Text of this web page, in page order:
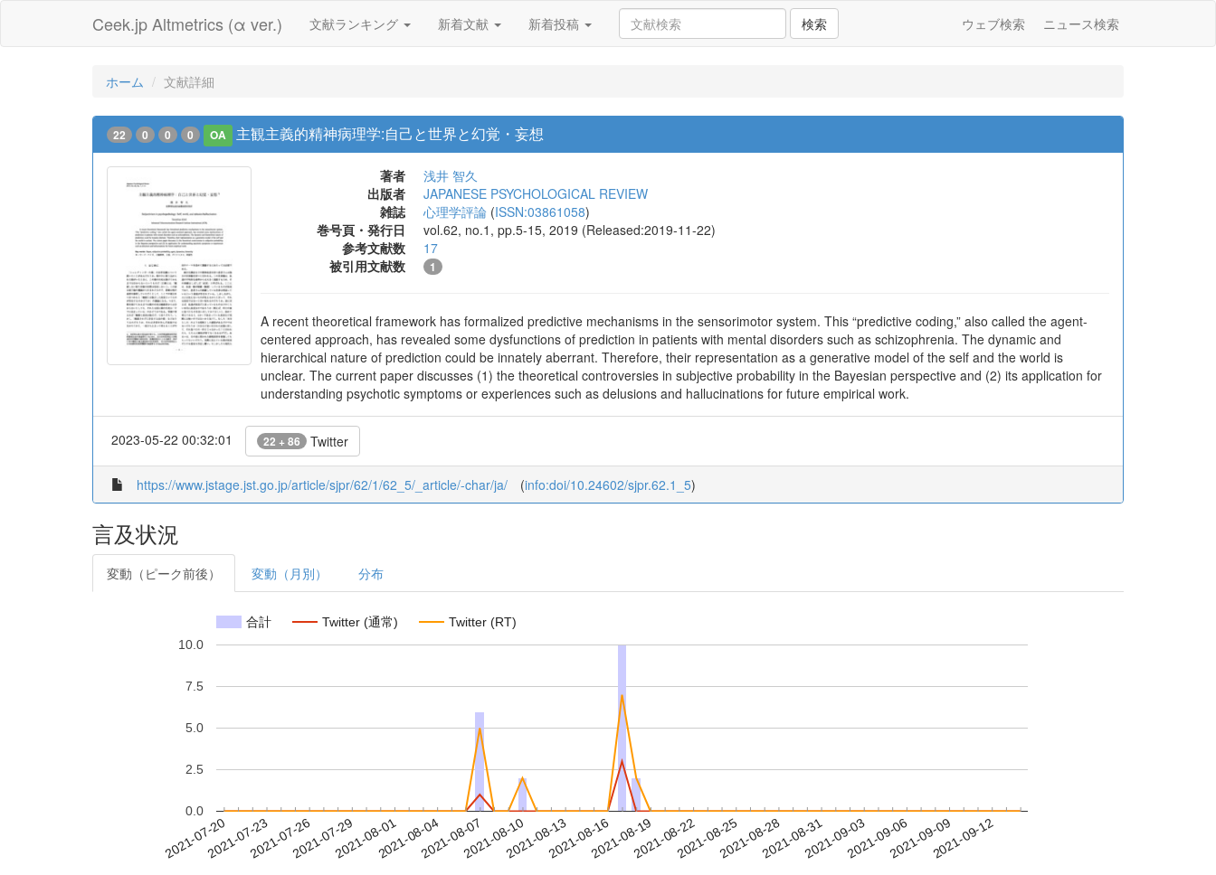
Ceek.jp Altmetrics (α ver.) 文献ランキング 新着文献 新着投稿 検索 ウェブ検索 ニュース検索
ホーム 文献詳細
22 0 0 0 OA 主観主義的精神病理学:自己と世界と幻覚・妄想
著者
浅井 智久
出版者
JAPANESE PSYCHOLOGICAL REVIEW
雑誌
心理学評論 (ISSN:03861058)
巻号頁・発行日
vol.62, no.1, pp.5-15, 2019 (Released:2019-11-22)
参考文献数
17
被引用文献数
1
A recent theoretical framework has formalized predictive mechanisms in the sensorimotor system. This “predictive coding,” also called the agent-
centered approach, has revealed some dysfunctions of prediction in patients with mental disorders such as schizophrenia. The dynamic and
hierarchical nature of prediction could be innately aberrant. Therefore, their representation as a generative model of the self and the world is
unclear. The current paper discusses (1) the theoretical controversies in subjective probability in the Bayesian perspective and (2) its application for
understanding psychotic symptoms or experiences such as delusions and hallucinations for future empirical work.
2023-05-22 00:32:01 22 + 86 Twitter
https://www.jstage.jst.go.jp/article/sjpr/62/1/62_5/_article/-char/ja/ (info:doi/10.24602/sjpr.62.1_5)
言及状況
変動（ピーク前後） 変動（月別） 分布
合計 Twitter (通常) Twitter (RT)
2021-07-202021-07-232021-07-262021-07-292021-08-012021-08-042021-08-072021-08-102021-08-132021-08-162021-08-192021-08-222021-08-252021-08-282021-08-312021-09-032021-09-062021-09-092021-09-12
0.0
2.5
5.0
7.5
10.0